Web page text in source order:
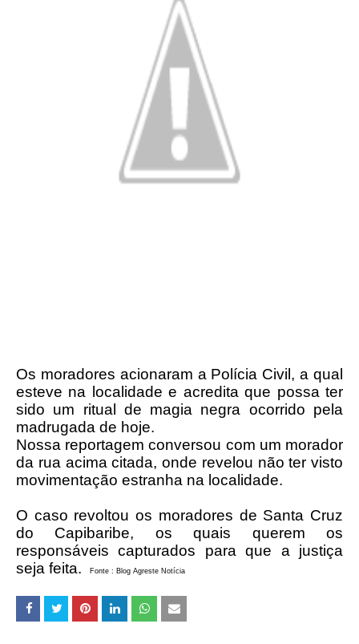
Os moradores acionaram a Polícia Civil, a qual
esteve na localidade e acredita que possa ter
sido um ritual de magia negra ocorrido pela
madrugada de hoje.
Nossa reportagem conversou com um morador
da rua acima citada, onde revelou não ter visto
movimentação estranha na localidade.
O caso revoltou os moradores de Santa Cruz
do Capibaribe, os quais querem os
responsáveis capturados para que a justiça
seja feita.
Fonte : Blog Agreste Notícia